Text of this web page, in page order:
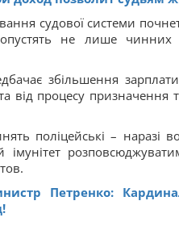
судової системи
не лише
збільшення
від процесу призначення
поліцейські –
імунітет
Петренко: